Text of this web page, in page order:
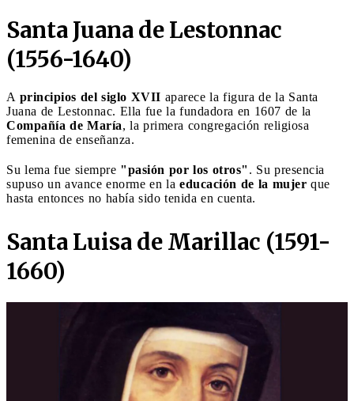
Santa Juana de Lestonnac
(1556-1640)
A principios del siglo XVII aparece la figura de la Santa
Juana de Lestonnac. Ella fue la fundadora en 1607 de la
Compañía de María, la primera congregación religiosa
femenina de enseñanza.
Su lema fue siempre "pasión por los otros" . Su presencia
supuso un avance enorme en la educación de la mujer que
hasta entonces no había sido tenida en cuenta.
Santa Luisa de Marillac (1591-
1660)